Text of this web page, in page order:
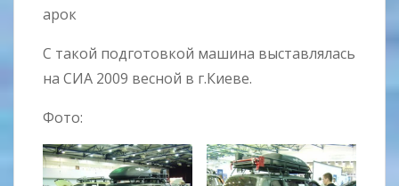
арок
С такой подготовкой машина выставлялась
на СИА 2009 весной в г.Киеве.
Фото: